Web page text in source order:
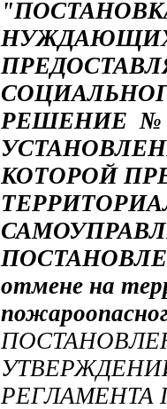
РЕШЕНИЕ №
КОТОРОЙ
отмене на
РЕГЛАМЕНТА